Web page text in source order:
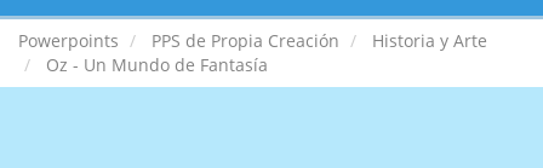
Powerpoints PPS de Propia Creación
Historia y Arte
Oz - Un Mundo de Fantasía